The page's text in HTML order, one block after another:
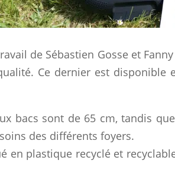
de Sébastien Gosse et
Ce dernier est
bacs sont de 65 cm, tandis
des différents foyers.
en plastique recyclé et